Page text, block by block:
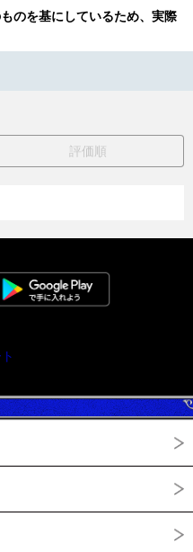
のを基にしているため、実際
評価順